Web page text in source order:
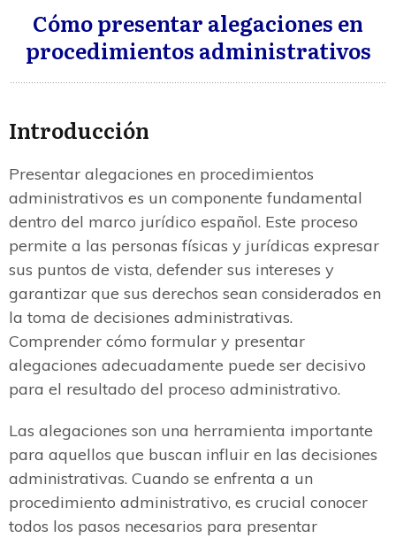
Cómo presentar alegaciones en
procedimientos administrativos
Introducción
Presentar alegaciones en procedimientos
administrativos es un componente fundamental
dentro del marco jurídico español. Este proceso
permite a las personas físicas y jurídicas expresar
sus puntos de vista, defender sus intereses y
garantizar que sus derechos sean considerados en
la toma de decisiones administrativas.
Comprender cómo formular y presentar
alegaciones adecuadamente puede ser decisivo
para el resultado del proceso administrativo.
Las alegaciones son una herramienta importante
para aquellos que buscan influir en las decisiones
administrativas. Cuando se enfrenta a un
procedimiento administrativo, es crucial conocer
todos los pasos necesarios para presentar